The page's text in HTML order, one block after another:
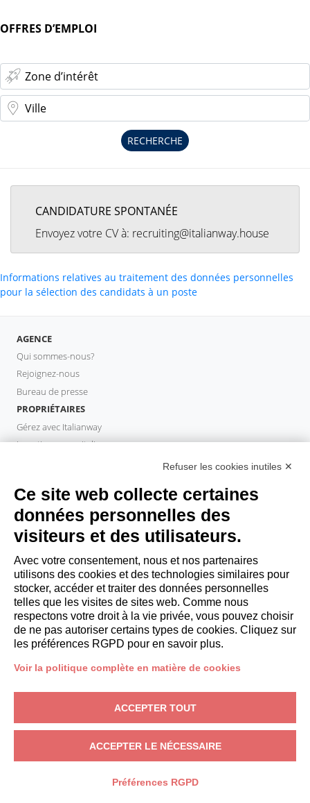
OFFRES D’EMPLOI
CANDIDATURE SPONTANÉE
Envoyez votre CV à: recruiting@italianway.house
Informations relatives au traitement des données personnelles
pour la sélection des candidats à un poste
AGENCE
Qui sommes-nous?
Rejoignez-nous
Bureau de presse
PROPRIÉTAIRES
Gérez avec Italianway
Investissez avec Italianway
Devenir partenaire
Italianway Academy
INVITÉS
Séjour longue durée
Expériences pour les clients
Reductions pour les clients
Conventions pour les entreprises
booking@italianway.house
Siège opérationnel:Via Luisa Battistotti Sassi 11 - 20133 MI
Via Luisa Battistotti Sassi 11 - 20133 MI
Italianway SPAN° TVA: 08839180968 -PMI Innovativa
Protection de la vie privée -Conditions -Cookies
Refuser les cookies inutiles ✕
Ce site web collecte certaines
données personnelles des
visiteurs et des utilisateurs.
Avec votre consentement, nous et nos partenaires
utilisons des cookies et des technologies similaires pour
stocker, accéder et traiter des données personnelles
telles que les visites de sites web. Comme nous
respectons votre droit à la vie privée, vous pouvez choisir
de ne pas autoriser certains types de cookies. Cliquez sur
les préférences RGPD pour en savoir plus.
Voir la politique complète en matière de cookies
ACCEPTER TOUT
ACCEPTER LE NÉCESSAIRE
Préférences RGPD